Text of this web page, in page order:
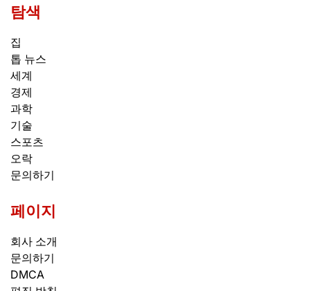
탐색
집
톱 뉴스
세계
경제
과학
기술
스포츠
오락
문의하기
페이지
회사 소개
문의하기
DMCA